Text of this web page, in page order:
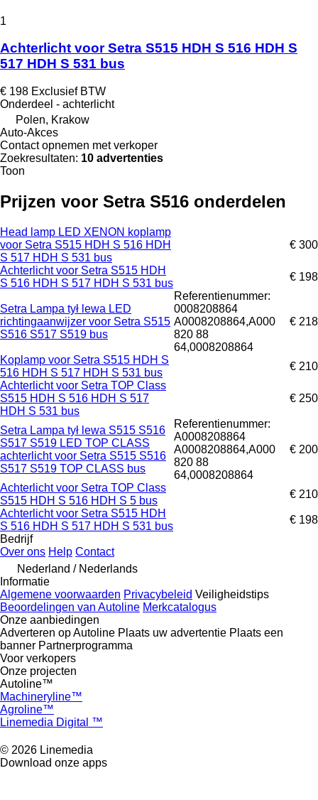
1
Achterlicht voor Setra S515 HDH S 516 HDH S
517 HDH S 531 bus
€ 198 Exclusief BTW
Onderdeel - achterlicht
Polen, Krakow
Auto-Akces
Contact opnemen met verkoper
Zoekresultaten: 10 advertenties
Toon
Prijzen voor Setra S516 onderdelen
Head lamp LED XENON koplamp
voor Setra S515 HDH S 516 HDH
S 517 HDH S 531 bus
€ 300
Achterlicht voor Setra S515 HDH
S 516 HDH S 517 HDH S 531 bus
€ 198
Setra Lampa tył lewa LED
richtingaanwijzer voor Setra S515
S516 S517 S519 bus
Referentienummer:
0008208864
A0008208864,A000
820 88
64,0008208864
€ 218
Koplamp voor Setra S515 HDH S
516 HDH S 517 HDH S 531 bus
€ 210
Achterlicht voor Setra TOP Class
S515 HDH S 516 HDH S 517
HDH S 531 bus
€ 250
Setra Lampa tył lewa S515 S516
S517 S519 LED TOP CLASS
achterlicht voor Setra S515 S516
S517 S519 TOP CLASS bus
Referentienummer:
A0008208864
A0008208864,A000
820 88
64,0008208864
€ 200
Achterlicht voor Setra TOP Class
S515 HDH S 516 HDH S 5 bus
€ 210
Achterlicht voor Setra S515 HDH
S 516 HDH S 517 HDH S 531 bus
€ 198
Bedrijf
Over ons Help Contact
Nederland / Nederlands
Informatie
Algemene voorwaarden Privacybeleid Veiligheidstips
Beoordelingen van Autoline Merkcatalogus
Onze aanbiedingen
Adverteren op Autoline Plaats uw advertentie Plaats een
banner Partnerprogramma
Voor verkopers
Onze projecten
Autoline™
Machineryline™
Agroline™
Linemedia Digital ™
© 2026 Linemedia
Download onze apps